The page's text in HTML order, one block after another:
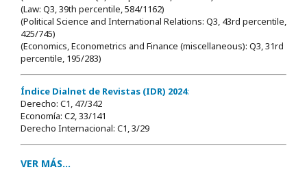
(Law: Q3, 39th percentile, 584/1162)
(Political Science and International Relations: Q3, 43rd percentile,
425/745)
(Economics, Econometrics and Finance (miscellaneous): Q3, 31rd
percentile, 195/283)
Índice Dialnet de Revistas (IDR) 2024:
Derecho: C1, 47/342
Economía: C2, 33/141
Derecho Internacional: C1, 3/29
VER MÁS...